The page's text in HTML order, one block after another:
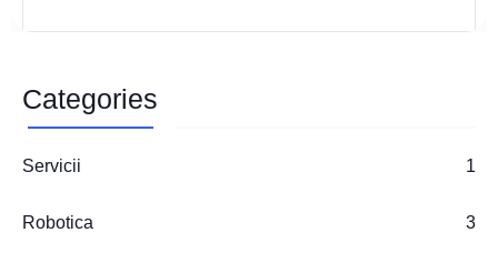
Categories
Servicii 1
Robotica 3